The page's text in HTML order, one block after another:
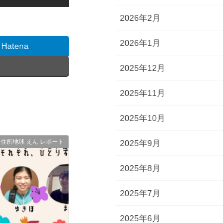
Hatena
住所地球 えん レポート
2026年2月
2026年1月
2025年12月
2025年11月
2025年10月
2025年9月
2025年8月
2025年7月
2025年6月